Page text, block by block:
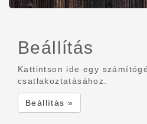
Beállítás
Kattintson ide egy
csatlakoztatásához.
Beállítás »